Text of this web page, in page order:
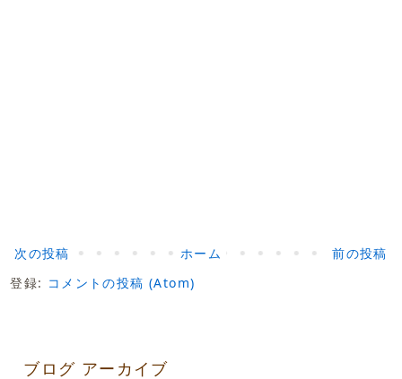
次の投稿 前の投稿
ホーム
登録: コメントの投稿 (Atom)
ブログ アーカイブ